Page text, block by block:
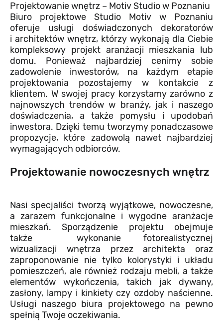
Projektowanie wnętrz – Motiv Studio w Poznaniu
Biuro projektowe Studio Motiv w Poznaniu
oferuje usługi doświadczonych dekoratorów
i architektów wnętrz, którzy wykonają dla Ciebie
kompleksowy projekt aranżacji mieszkania lub
domu. Ponieważ najbardziej cenimy sobie
zadowolenie inwestorów, na każdym etapie
projektowania pozostajemy w kontakcie z
klientem. W swojej pracy korzystamy zarówno z
najnowszych trendów w branży, jak i naszego
doświadczenia, a także pomysłu i upodobań
inwestora. Dzięki temu tworzymy ponadczasowe
propozycje, które zadowolą nawet najbardziej
wymagających odbiorców.
Projektowanie nowoczesnych wnętrz
Nasi specjaliści tworzą wyjątkowe, nowoczesne,
a zarazem funkcjonalne i wygodne aranżacje
mieszkań. Sporządzenie projektu obejmuje
także wykonanie fotorealistycznej
wizualizacji wnętrza przez architekta oraz
zaproponowanie nie tylko kolorystyki i układu
pomieszczeń, ale również rodzaju mebli, a także
elementów wykończenia, takich jak dywany,
zasłony, lampy i kinkiety czy ozdoby naścienne.
Usługi naszego biura projektowego na pewno
spełnią Twoje oczekiwania.